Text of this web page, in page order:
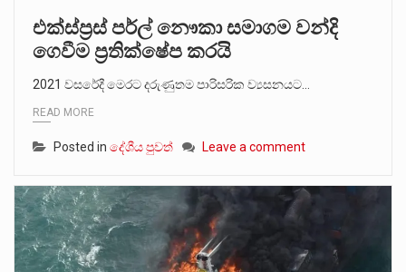
එක්ස්ප්‍රස් පර්ල් නෞකා සමාගම වන්දි
ගෙවීම ප්‍රතික්ෂේප කරයි
2021 වසරේදී මෙරට දරුණුතම පාරිසරික ව්‍යසනයට…
READ MORE
Posted in දේශීය පුවත් Leave a comment